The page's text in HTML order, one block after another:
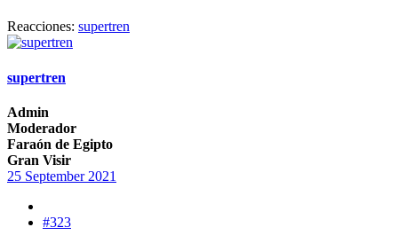
Reacciones: supertren
supertren
Admin
Moderador
Faraón de Egipto
Gran Visir
25 September 2021
#323